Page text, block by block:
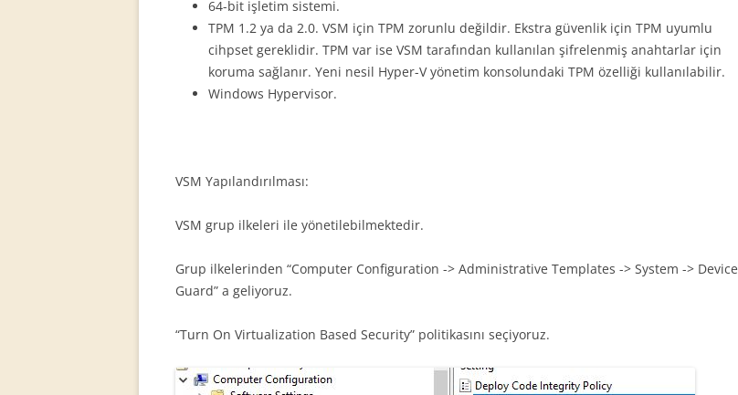
64-bit işletim sistemi.
TPM 1.2 ya da 2.0. VSM için TPM zorunlu değildir. Ekstra güvenlik için TPM uyumlu
cihpset gereklidir. TPM var ise VSM tarafından kullanılan şifrelenmiş anahtarlar için
koruma sağlanır. Yeni nesil Hyper-V yönetim konsolundaki TPM özelliği kullanılabilir.
Windows Hypervisor.
VSM Yapılandırılması:
VSM grup ilkeleri ile yönetilebilmektedir.
Grup ilkelerinden “Computer Configuration -> Administrative Templates -> System -> Device
Guard” a geliyoruz.
“Turn On Virtualization Based Security” politikasını seçiyoruz.